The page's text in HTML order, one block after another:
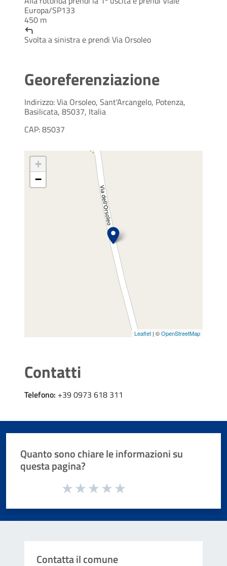
Europa/SP133
450 m
Svolta a sinistra e prendi Via Orsoleo
Georeferenziazione
Indirizzo: Via Orsoleo, Sant'Arcangelo, Potenza,
Basilicata, 85037, Italia
CAP: 85037
+
−
Leaflet | ©OpenStreetMap
Contatti
Telefono: +39 0973 618 311
Quanto sono chiare le informazioni su
questa pagina?
Valuta da 1 a 5 stelle la pagina
Contatta il comune